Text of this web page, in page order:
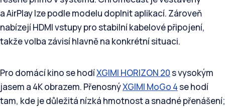
a AirPlay lze podle modelu doplnit aplikací. Zároveň
nabízejí HDMI vstupy pro stabilní kabelové připojení,
takže volba závisí hlavně na konkrétní situaci.
Pro domácí kino se hodíXGIMI HORIZON 20s vysokým
jasem a 4K obrazem. PřenosnýXGIMI MoGo 4se hodí
tam, kde je důležitá nízká hmotnost a snadné přenášení;